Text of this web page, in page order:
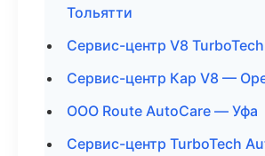
Тольятти
Сервис-центр V8
Сервис-центр Кар V8 —
ООО Route AutoCare — Уфа
Сервис-центр TurboTech